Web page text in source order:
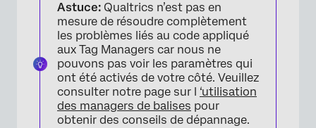
Astuce: Qualtrics n’est pas en
mesure de résoudre complètement
les problèmes liés au code appliqué
aux Tag Managers car nous ne
pouvons pas voir les paramètres qui
ont été activés de votre côté. Veuillez
consulter notre page sur l ‘utilisation
des managers de balises pour
obtenir des conseils de dépannage.